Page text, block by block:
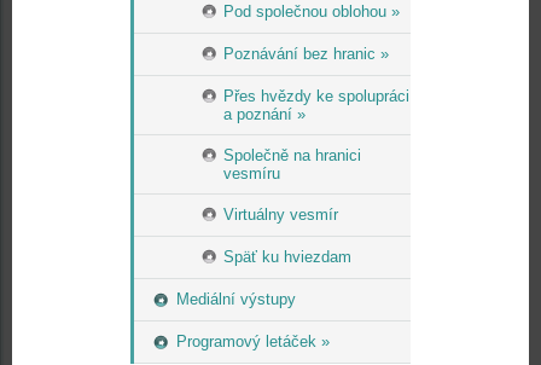
Pod společnou oblohou »
Poznávání bez hranic »
Přes hvězdy ke spolupráci
a poznání »
Společně na hranici
vesmíru
Virtuálny vesmír
Späť ku hviezdam
Mediální výstupy
Programový letáček »